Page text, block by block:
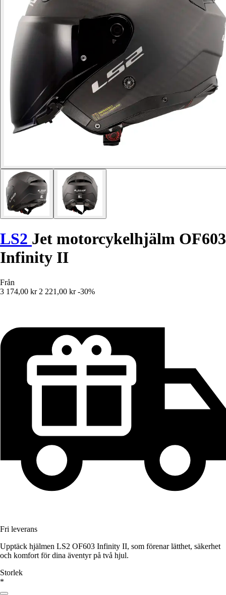
LS2 Jet motorcykelhjälm OF603
Infinity II
Från
3 174,00 kr 2 221,00 kr -30%
Fri leverans
Upptäck hjälmen LS2 OF603 Infinity II, som förenar lätthet, säkerhet
och komfort för dina äventyr på två hjul.
Storlek
*